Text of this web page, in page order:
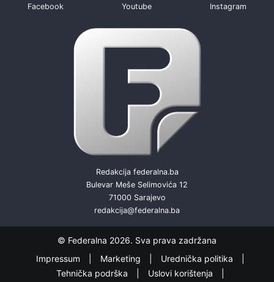
Facebook Youtube Instagram
Redakcija federalna.ba
Bulevar Meše Selimovića 12
71000 Sarajevo
redakcija@federalna.ba
© Federalna 2026. Sva prava zadržana
Impressum
Marketing
Urednička politika
Tehnička podrška
Uslovi korištenja